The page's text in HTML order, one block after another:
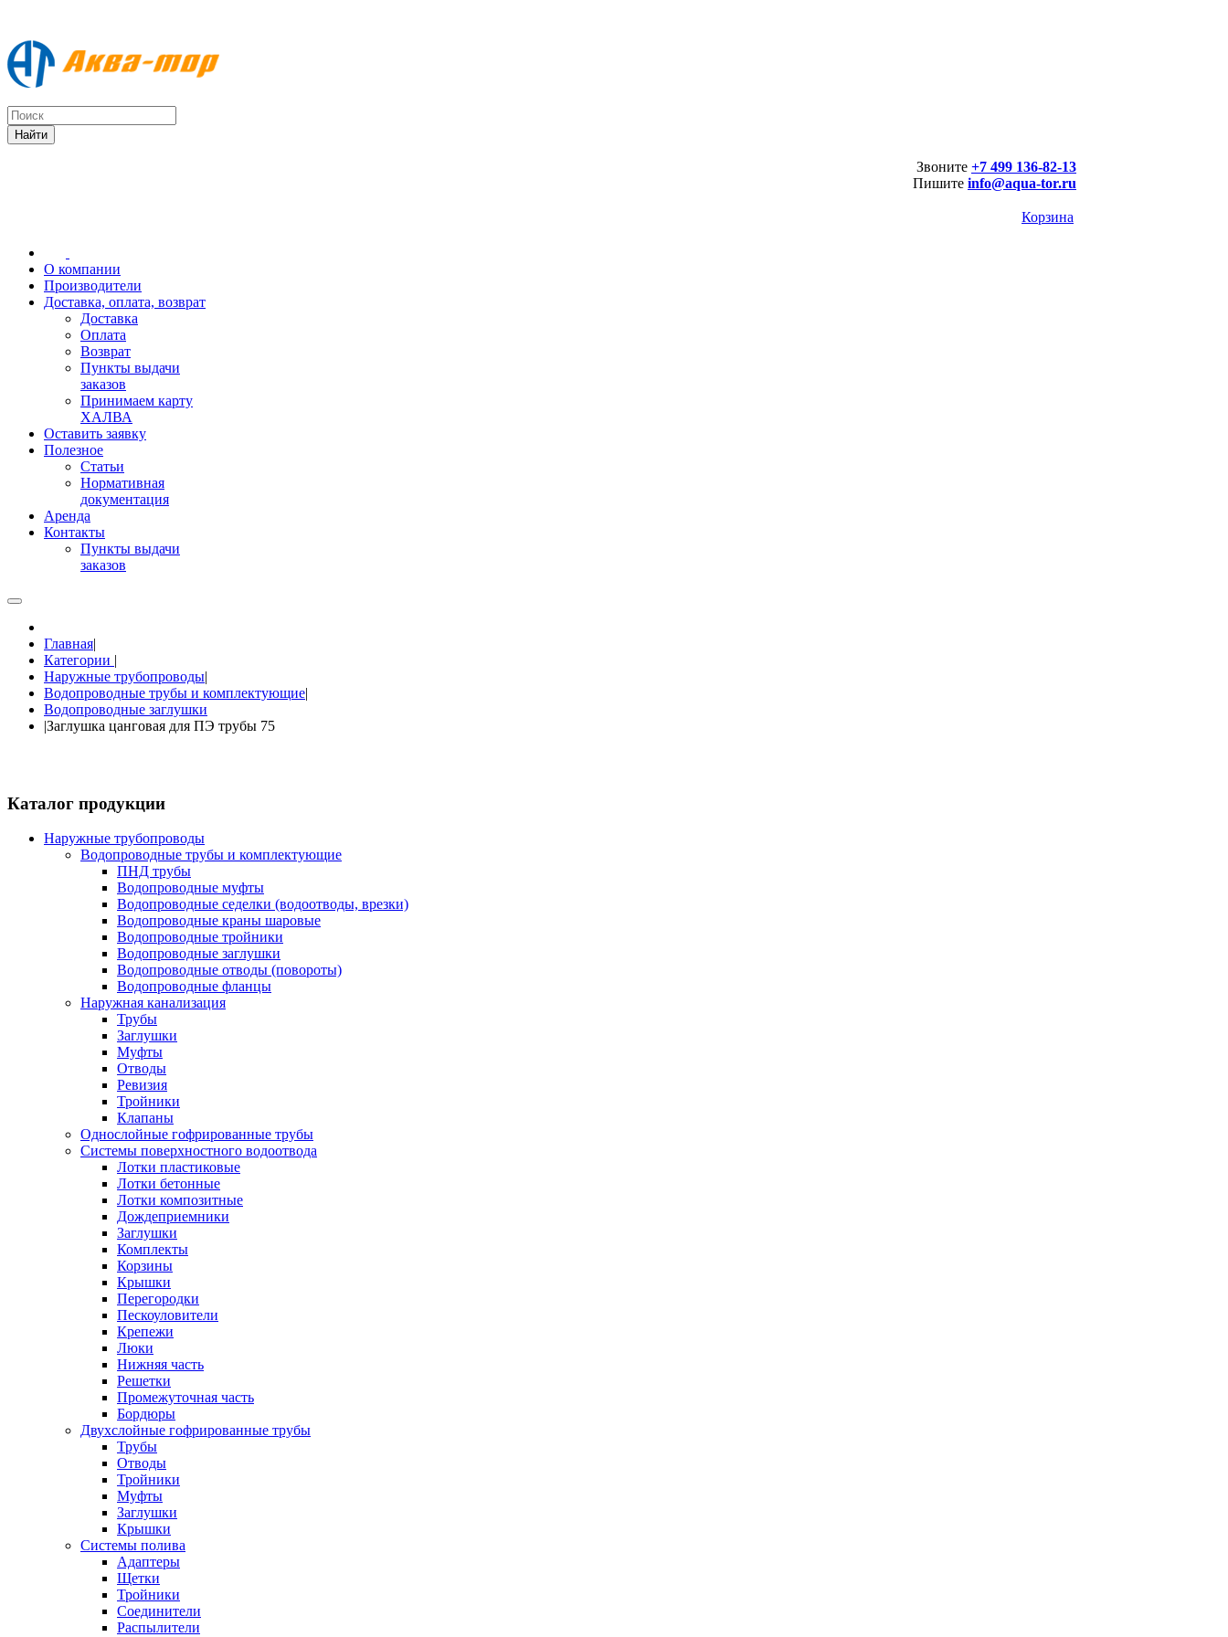
Звоните +7 499 136-82-13
Пишите info@aqua-tor.ru
Корзина
О компании
Производители
Доставка, оплата, возврат
Доставка
Оплата
Возврат
Пункты выдачи
заказов
Принимаем карту
ХАЛВА
Оставить заявку
Полезное
Статьи
Нормативная
документация
Аренда
Контакты
Пункты выдачи
заказов
Главная|
Категории |
Наружные трубопроводы|
Водопроводные трубы и комплектующие|
Водопроводные заглушки
|Заглушка цанговая для ПЭ трубы 75
Каталог продукции
Наружные трубопроводы
Водопроводные трубы и комплектующие
ПНД трубы
Водопроводные муфты
Водопроводные седелки (водоотводы, врезки)
Водопроводные краны шаровые
Водопроводные тройники
Водопроводные заглушки
Водопроводные отводы (повороты)
Водопроводные фланцы
Наружная канализация
Трубы
Заглушки
Муфты
Отводы
Ревизия
Тройники
Клапаны
Однослойные гофрированные трубы
Системы поверхностного водоотвода
Лотки пластиковые
Лотки бетонные
Лотки композитные
Дождеприемники
Заглушки
Комплекты
Корзины
Крышки
Перегородки
Пескоуловители
Крепежи
Люки
Нижняя часть
Решетки
Промежуточная часть
Бордюры
Двухслойные гофрированные трубы
Трубы
Отводы
Тройники
Муфты
Заглушки
Крышки
Системы полива
Адаптеры
Щетки
Тройники
Соединители
Распылители